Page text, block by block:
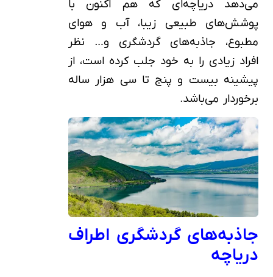
می‌دهد دریاچه‌ای که هم اکنون با
پوشش‌های طبیعی زیبا، آب و هوای
مطبوع، جاذبه‌های گردشگری و… نظر
افراد زیادی را به خود جلب کرده است، از
پیشینه بیست و پنج تا سی هزار ساله
برخوردار می‌باشد.
جاذبه‌های گردشگری اطراف
دریاچه